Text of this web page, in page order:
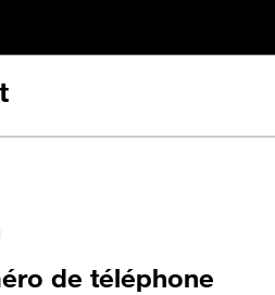
de téléphone